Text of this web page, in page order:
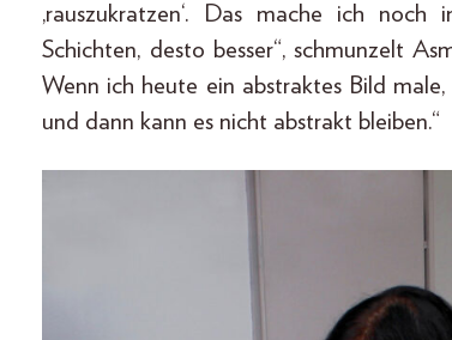
‚rauszukratzen‘. Das mache ich
Schichten, desto besser“, schmunzelt
Wenn ich heute ein abstraktes Bild
und dann kann es nicht abstrakt bleiben.“